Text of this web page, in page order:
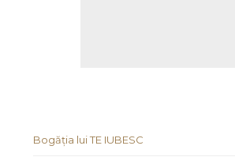
Bogăția lui TE IUBESC